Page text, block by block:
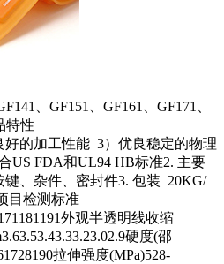
、GF151、GF161、GF171、
产品特性
的加工性能 3）优良稳定的物理
US FDA和UL94 HB标准2. 主要
、杂件、密封件3. 包装 20KG/
目检测标准
外观半透明线收缩
硬度(邵
拉伸强度(MPa)528-